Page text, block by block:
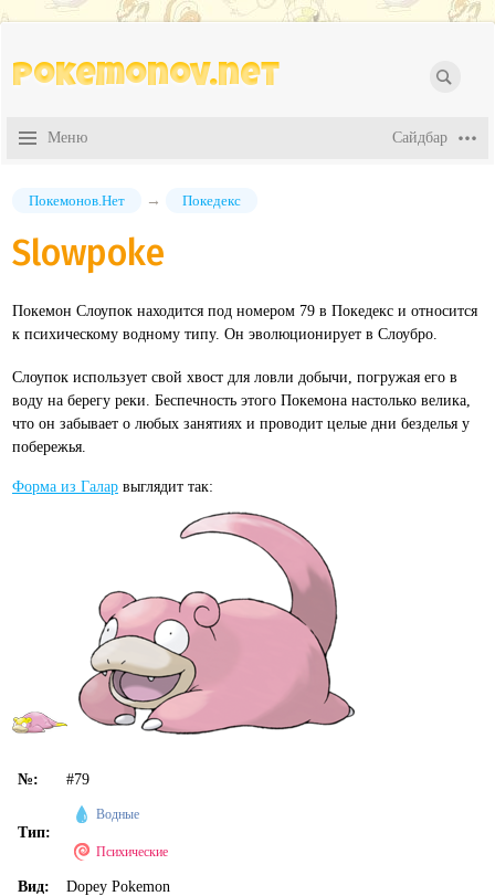
Pokemonov.net
Покемонов.Нет → Покедекс
Slowpoke
Покемон Слоупок находится под номером 79 в Покедекс и относится
к психическому водному типу. Он эволюционирует в Слоубро.
Слоупок использует свой хвост для ловли добычи, погружая его в
воду на берегу реки. Беспечность этого Покемона настолько велика,
что он забывает о любых занятиях и проводит целые дни безделья у
побережья.
Форма из Галар выглядит так:
№: #79
Тип:
Водные
Психические
Вид:
Dopey Pokemon